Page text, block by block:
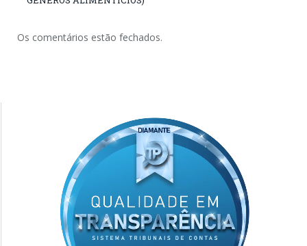
Os comentários estão fechados.